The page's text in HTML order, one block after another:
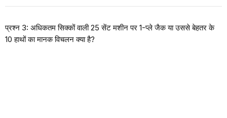
प्रश्न 3: अधिकतम सिक्कों वाली 25 सेंट मशीन पर 1-प्ले जैक या उससे बेहतर के
10 हाथों का मानक विचलन क्या है?